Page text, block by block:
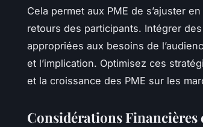
Cela permet aux PME de s’ajuster
retours des participants. Intégrer des
appropriées aux besoins de
et l’implication. Optimisez ces
et la croissance des PME sur les
Considérations Financières